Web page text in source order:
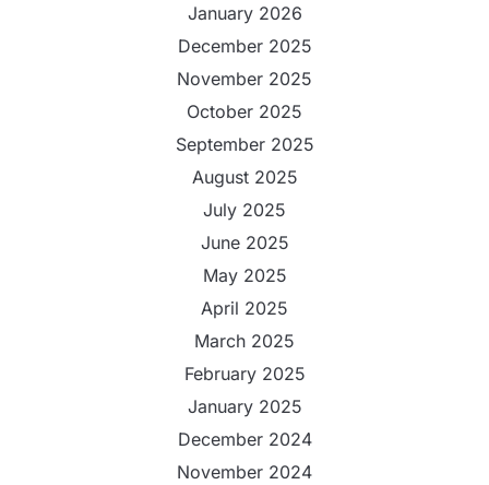
January 2026
December 2025
November 2025
October 2025
September 2025
August 2025
July 2025
June 2025
May 2025
April 2025
March 2025
February 2025
January 2025
December 2024
November 2024